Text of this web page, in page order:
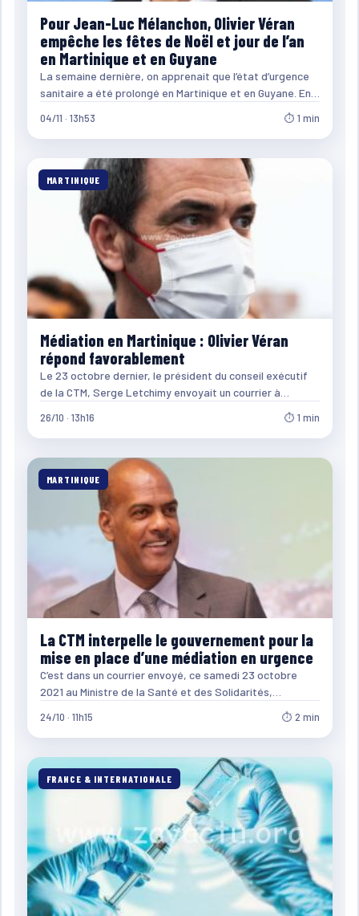
Pour Jean-Luc Mélanchon, Olivier Véran
empêche les fêtes de Noël et jour de l’an
en Martinique et en Guyane
La semaine dernière, on apprenait que l’état d’urgence
sanitaire a été prolongé en Martinique et en Guyane. En…
04/11 · 13h53 ⏱ 1 min
MARTINIQUE
Médiation en Martinique : Olivier Véran
répond favorablement
Le 23 octobre dernier, le président du conseil exécutif
de la CTM, Serge Letchimy envoyait un courrier à…
26/10 · 13h16 ⏱ 1 min
MARTINIQUE
La CTM interpelle le gouvernement pour la
mise en place d’une médiation en urgence
C’est dans un courrier envoyé, ce samedi 23 octobre
2021 au Ministre de la Santé et des Solidarités,…
24/10 · 11h15 ⏱ 2 min
FRANCE & INTERNATIONALE